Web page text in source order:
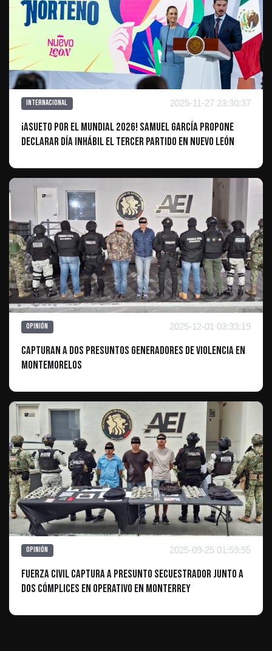
Internacional 2025-11-27 23:30:37
¡Asueto por el Mundial 2026! Samuel García Propone
Declarar Día Inhábil el Tercer Partido en Nuevo León
Opinión 2025-12-01 03:33:19
Capturan a Dos Presuntos Generadores de Violencia en
MontemoreloS
Opinión 2025-09-25 01:59:55
Fuerza Civil Captura a Presunto Secuestrador junto a
Dos Cómplices en Operativo en Monterrey